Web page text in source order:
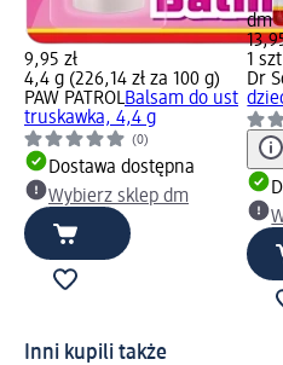
9,95 zł
4,4 g (226,14 zł za 100 g)
PAW PATROLBalsam do ust
truskawka, 4,4 g
(0)
Dostawa dostępna
Wybierz sklep dm
dm
1
Dr
Inni kupili także